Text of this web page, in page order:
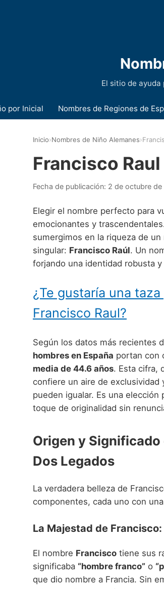
El sitio de
por Inicial Nombres de Regiones de
Inicio›Nombres de Niño Alemanes›
Francisco Raul
Fecha de publicación: 2 de octubre de
Elegir el nombre perfecto para
emocionantes y
sumergimos en la riqueza de
singular: Francisco Raúl. Un
forjando una identidad robusta
¿Te gustaría una
Francisco Raul?
Según los datos más recientes
hombres en España portan con
media de 44.6 años. Esta cifra,
confiere un aire de exclusividad
pueden igualar. Es una
toque de originalidad sin
Origen y Significado
Dos Legados
La verdadera belleza de
componentes, cada uno con
La Majestad de
El nombre Francisco tiene sus
significaba “hombre franco” o
que dio nombre a Francia. Sin